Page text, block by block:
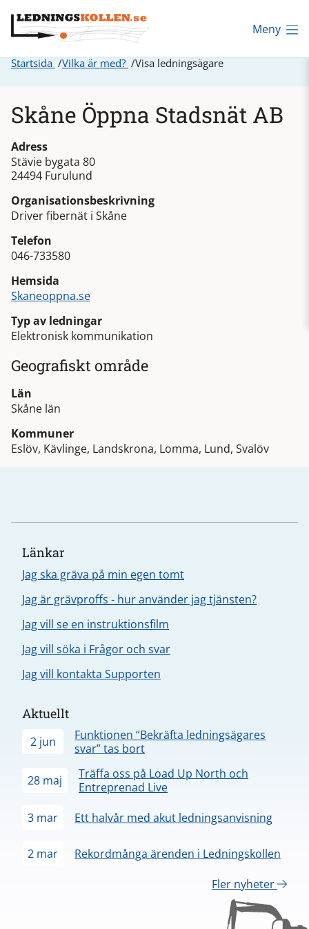
Meny
Startsida Vilka är med? Visa ledningsägare
Skåne Öppna Stadsnät AB
Adress
Stävie bygata 80
24494 Furulund
Organisationsbeskrivning
Driver fibernät i Skåne
Telefon
046-733580
Hemsida
Skaneoppna.se
Typ av ledningar
Elektronisk kommunikation
Geografiskt område
Län
Skåne län
Kommuner
Eslöv, Kävlinge, Landskrona, Lomma, Lund, Svalöv
Länkar
Jag ska gräva på min egen tomt
Jag är grävproffs - hur använder jag tjänsten?
Jag vill se en instruktionsfilm
Jag vill söka i Frågor och svar
Jag vill kontakta Supporten
Aktuellt
2 jun
Funktionen “Bekräfta ledningsägares
svar” tas bort
28 maj
Träffa oss på Load Up North och
Entreprenad Live
3 mar
Ett halvår med akut ledningsanvisning
2 mar
Rekordmånga ärenden i Ledningskollen
Fler nyheter